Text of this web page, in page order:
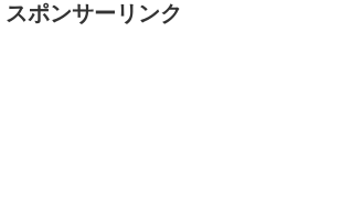
スポンサーリンク